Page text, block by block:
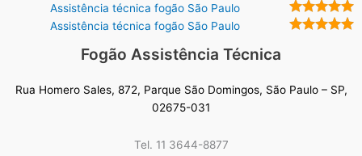
Assistência técnica fogão São Paulo
Assistência técnica fogão São Paulo
Fogão Assistência Técnica
Rua Homero Sales, 872, Parque São Domingos, São Paulo – SP,
02675-031
Tel. 11 3644-8877